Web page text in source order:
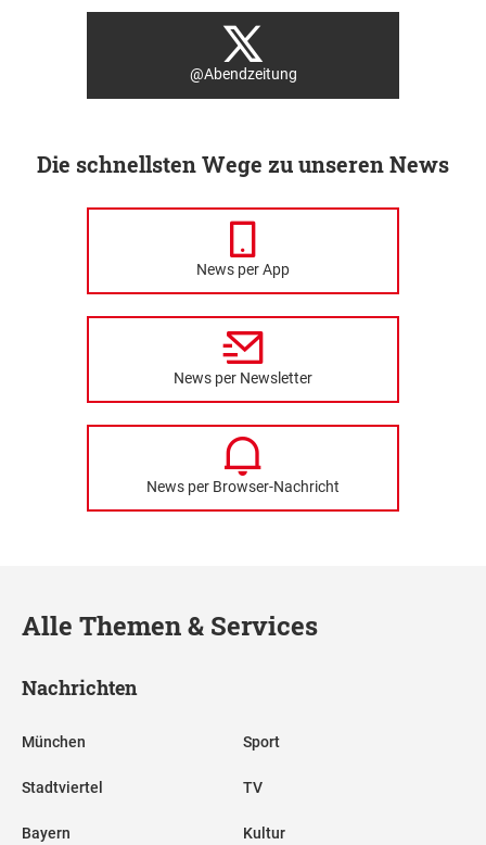
@Abendzeitung
Die schnellsten Wege zu unseren News
News per App
News per Newsletter
News per Browser-Nachricht
Alle Themen & Services
Nachrichten
München
Stadtviertel
Bayern
Sport
TV
Kultur